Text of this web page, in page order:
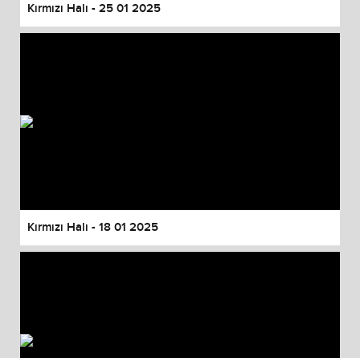
Kırmızı Halı - 25 01 2025
Kırmızı Halı - 18 01 2025